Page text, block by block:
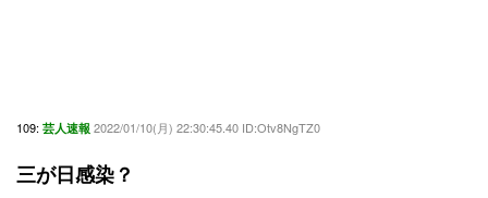
109: 芸人速報 2022/01/10(月) 22:30:45.40 ID:Otv8NgTZ0
三が日感染？